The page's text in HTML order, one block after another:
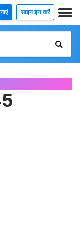
साइन इन करें